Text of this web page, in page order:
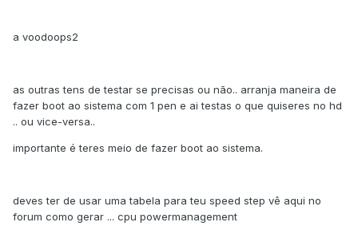
a voodoops2
as outras tens de testar se precisas ou não.. arranja maneira de
fazer boot ao sistema com 1 pen e ai testas o que quiseres no hd
.. ou vice-versa..
importante é teres meio de fazer boot ao sistema.
deves ter de usar uma tabela para teu speed step vê aqui no
forum como gerar ... cpu powermanagement